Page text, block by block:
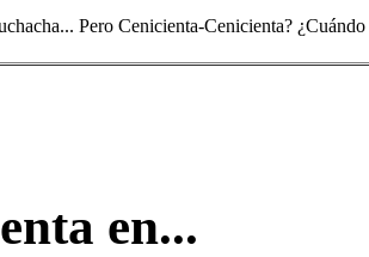
Pero Cenicienta-Cenicienta? ¿Cuándo
en...